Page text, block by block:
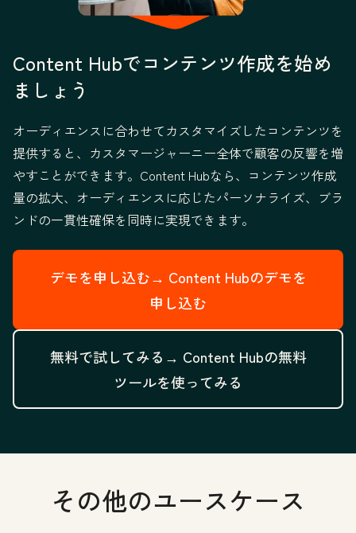
Content Hubでコンテンツ作成を始め
ましょう
オーディエンスに合わせてカスタマイズしたコンテンツを
提供すると、カスタマージャーニー全体で顧客の反響を増
やすことができます。Content Hubなら、コンテンツ作成
量の拡大、オーディエンスに応じたパーソナライズ、ブラ
ンドの一貫性確保を同時に実現できます。
デモを申し込む→ Content Hubのデモを
申し込む
無料で試してみる→ Content Hubの無料
ツールを使ってみる
その他のユースケース